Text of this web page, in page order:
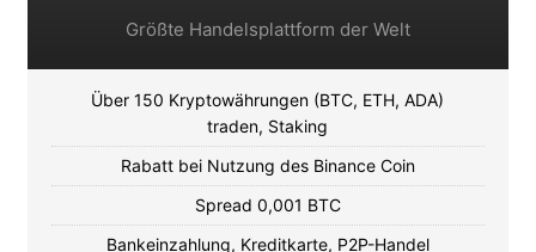
Größte Handelsplattform der Welt
Über 150 Kryptowährungen (BTC, ETH, ADA)
traden, Staking
Rabatt bei Nutzung des Binance Coin
Spread 0,001 BTC
Bankeinzahlung, Kreditkarte, P2P-Handel